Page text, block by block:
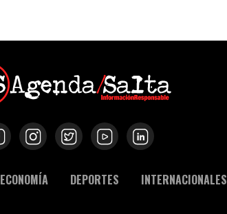
ECONOMÍA DEPORTES INTERNACIONALES